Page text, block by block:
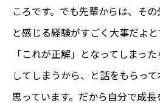
ころです。でも先輩からは、そ
と感じる経験がすごく大事だよと
「これが正解」となってしまっ
してしまうから、と話をもらっ
思っています。だから自分で成